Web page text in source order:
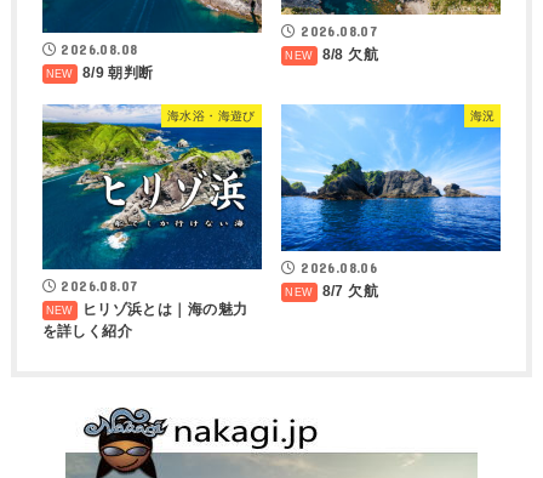
2026.08.08
8/9 朝判断
2026.08.07
8/8 欠航
海水浴・海遊び
2026.08.07
ヒリゾ浜とは｜海の魅力
を詳しく紹介
海況
2026.08.06
8/7 欠航